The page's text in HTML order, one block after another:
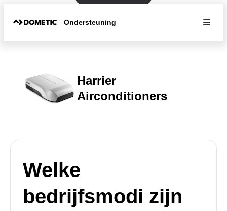
Ondersteuning
Harrier
Airconditioners
Welke
bedrijfsmodi zijn